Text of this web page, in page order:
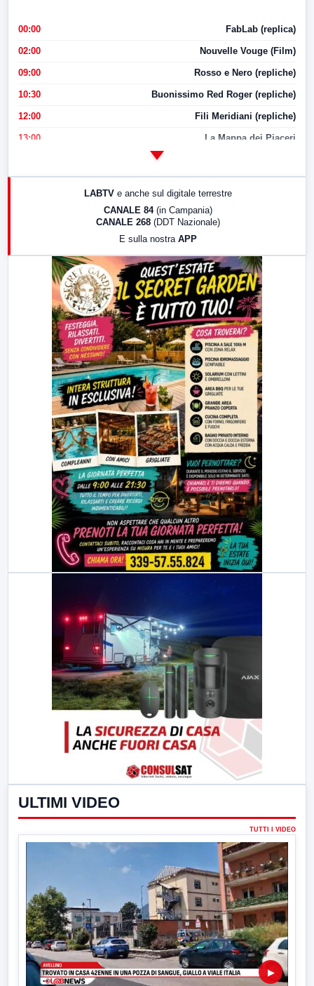
00:00 FabLab (replica)
02:00 Nouvelle Vouge (Film)
09:00 Rosso e Nero (repliche)
10:30 Buonissimo Red Roger (repliche)
12:00 Fili Meridiani (repliche)
13:00 La Mappa dei Piaceri
17:00 LabNews (replica)
LabNews (replica)
LABTV e anche sul digitale terrestre
CANALE 84 (in Campania)
CANALE 268 (DDT Nazionale)
E sulla nostra APP
ULTIMI VIDEO
TUTTI I VIDEO
▶